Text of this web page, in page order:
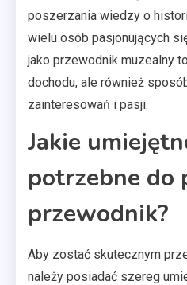
poszerzania wiedzy o
wielu osób pasjonujących
jako przewodnik muzealny
dochodu, ale również
zainteresowań i pasji.
Jakie
potrzebne do
przewodnik?
Aby zostać skutecznym
należy posiadać szereg